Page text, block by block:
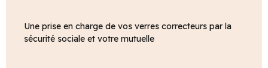
Une prise en charge de vos verres correcteurs par la
sécurité sociale et votre mutuelle